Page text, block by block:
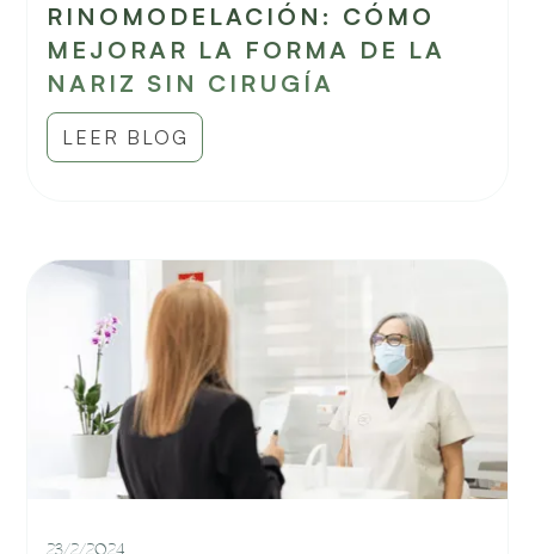
RINOMODELACIÓN: CÓMO
MEJORAR LA FORMA DE LA
NARIZ SIN CIRUGÍA
LEER BLOG
23/2/2024